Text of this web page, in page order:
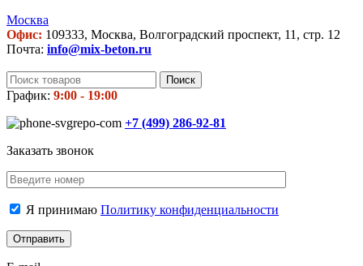
Москва
Офис: 109333, Москва, Волгоградский проспект, 11, стр. 12
Почта: info@mix-beton.ru
Поиск
График: 9:00 - 19:00
+7 (499) 286-92-81
Заказать звонок
Я принимаю Политику конфиденциальности